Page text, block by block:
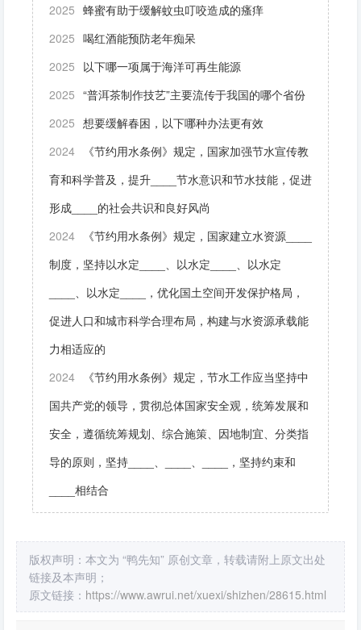
2025 蜂蜜有助于缓解蚊虫叮咬造成的瘙痒
2025 喝红酒能预防老年痴呆
2025 以下哪一项属于海洋可再生能源
2025 “普洱茶制作技艺”主要流传于我国的哪个省份
2025 想要缓解春困，以下哪种办法更有效
2024
《节约用水条例》规定，国家加强节水宣传教
育和科学普及，提升____节水意识和节水技能，促进
形成____的社会共识和良好风尚
2024
《节约用水条例》规定，国家建立水资源____
制度，坚持以水定____、以水定____、以水定
____、以水定____，优化国土空间开发保护格局，
促进人口和城市科学合理布局，构建与水资源承载能
力相适应的
2024
《节约用水条例》规定，节水工作应当坚持中
国共产党的领导，贯彻总体国家安全观，统筹发展和
安全，遵循统筹规划、综合施策、因地制宜、分类指
导的原则，坚持____、____、____，坚持约束和
____相结合
版权声明：本文为 “鸭先知” 原创文章，转载请附上原文出处
链接及本声明；
原文链接： https://www.awrui.net/xuexi/shizhen/28615.html